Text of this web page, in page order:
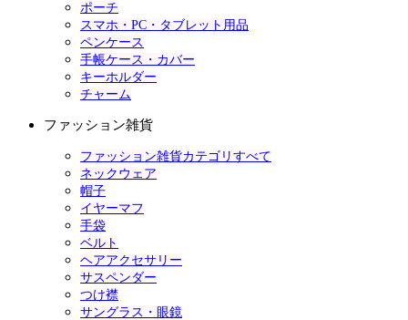
ポーチ
スマホ・PC・タブレット用品
ペンケース
手帳ケース・カバー
キーホルダー
チャーム
ファッション雑貨
ファッション雑貨カテゴリすべて
ネックウェア
帽子
イヤーマフ
手袋
ベルト
ヘアアクセサリー
サスペンダー
つけ襟
サングラス・眼鏡